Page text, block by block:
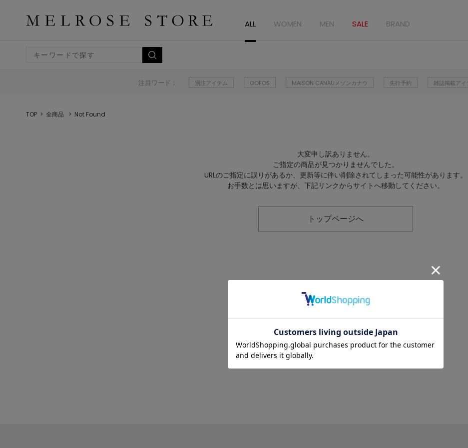
ALL WOMEN MEN SALE BRAND
注目ワード： 別注アイテム OOFOS MAISON CANAUメゾンカナウ 先行予約 雑誌掲載アイ
TOP 全商品 Not Found
大変申し訳ありません。
ご指定の商品が見つかりませんでした。
URLのご指定に誤りがあるか、更新等に伴い削除されてしまった可能性があります。
お手数とは思いますが、下記リンクからサイトへ移動してください。
トップページへ